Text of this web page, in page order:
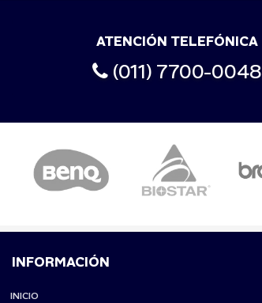
ATENCIÓN TELEFÓNICA
(011) 7700-0048
INFORMACIÓN
INICIO